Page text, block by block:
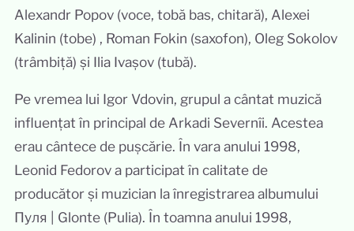
Alexandr Popov (voce, tobă bas, chitară), Alexei
Kalinin (tobe) , Roman Fokin (saxofon), Oleg Sokolov
(trâmbiță) și Ilia Ivașov (tubă).
Pe vremea lui Igor Vdovin, grupul a cântat muzică
influențat în principal de Arkadi Severnîi. Acestea
erau cântece de pușcărie. În vara anului 1998,
Leonid Fedorov a participat în calitate de
producător și muzician la înregistrarea albumului
Пуля | Glonte (Pulia). În toamna anului 1998,